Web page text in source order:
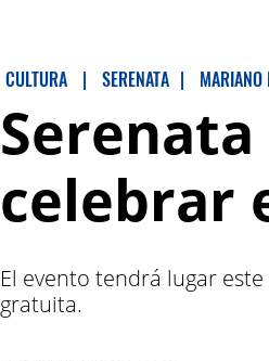
CULTURA | SERENATA | MARIANO
celebrar
El evento tendrá lugar
gratuita.